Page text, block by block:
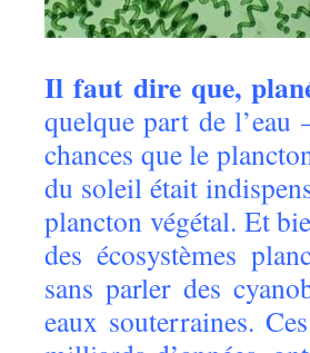
Il faut dire que,
quelque part de l’eau
chances que le
du soleil était
plancton végétal. Et
des écosystèmes
sans parler des
eaux souterraines.